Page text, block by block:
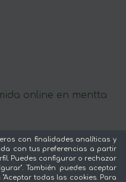
online en mentta
con finalidades analíticas y
con tus preferencias a partir
Puedes configurar o rechazar
También puedes aceptar
todas las cookies. Para